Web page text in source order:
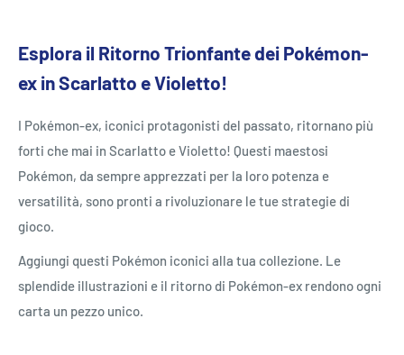
Esplora il Ritorno Trionfante dei Pokémon-
ex in Scarlatto e Violetto!
I Pokémon-ex, iconici protagonisti del passato, ritornano più
forti che mai in Scarlatto e Violetto! Questi maestosi
Pokémon, da sempre apprezzati per la loro potenza e
versatilità, sono pronti a rivoluzionare le tue strategie di
gioco.
Aggiungi questi Pokémon iconici alla tua collezione. Le
splendide illustrazioni e il ritorno di Pokémon-ex rendono ogni
carta un pezzo unico.